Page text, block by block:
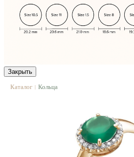
Закрыть
Каталог | Кольца